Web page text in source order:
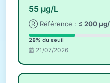
55 µg/L
Ⓡ Référence : ≤ 200
28% du seuil
21/07/2026